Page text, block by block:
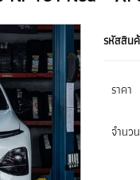
รหัสสิน
ราคา
จำนว